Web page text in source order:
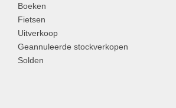
Boeken
Fietsen
Uitverkoop
Geannuleerde stockverkopen
Solden